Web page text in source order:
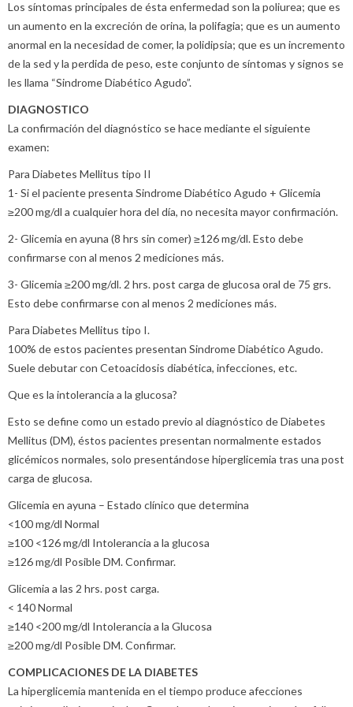
Los síntomas principales de ésta enfermedad son la poliurea; que es
un aumento en la excreción de orina, la polifagia; que es un aumento
anormal en la necesidad de comer, la polidipsia; que es un incremento
de la sed y la perdida de peso, este conjunto de síntomas y signos se
les llama “Sindrome Diabético Agudo”.
DIAGNOSTICO
La confirmación del diagnóstico se hace mediante el siguiente
examen:
Para Diabetes Mellitus tipo II
1- Si el paciente presenta Sindrome Diabético Agudo + Glicemia
≥200 mg/dl a cualquier hora del día, no necesita mayor confirmación.
2- Glicemia en ayuna (8 hrs sin comer) ≥126 mg/dl. Esto debe
confirmarse con al menos 2 mediciones más.
3- Glicemia ≥200 mg/dl. 2 hrs. post carga de glucosa oral de 75 grs.
Esto debe confirmarse con al menos 2 mediciones más.
Para Diabetes Mellitus tipo I.
100% de estos pacientes presentan Sindrome Diabético Agudo.
Suele debutar con Cetoacidosis diabética, infecciones, etc.
Que es la intolerancia a la glucosa?
Esto se define como un estado previo al diagnóstico de Diabetes
Mellitus (DM), éstos pacientes presentan normalmente estados
glicémicos normales, solo presentándose hiperglicemia tras una post
carga de glucosa.
Glicemia en ayuna – Estado clínico que determina
<100 mg/dl Normal
≥100 <126 mg/dl Intolerancia a la glucosa
≥126 mg/dl Posible DM. Confirmar.
Glicemia a las 2 hrs. post carga.
< 140 Normal
≥140 <200 mg/dl Intolerancia a la Glucosa
≥200 mg/dl Posible DM. Confirmar.
COMPLICACIONES DE LA DIABETES
La hiperglicemia mantenida en el tiempo produce afecciones